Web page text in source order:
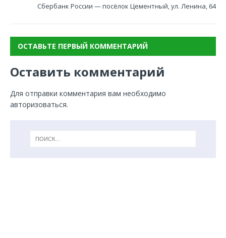
Сбербанк России — посёлок Цементный, ул. Ленина, 64
ОСТАВЬТЕ ПЕРВЫЙ КОММЕНТАРИЙ
Оставить комментарий
Для отправки комментария вам необходимо
авторизоваться.